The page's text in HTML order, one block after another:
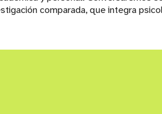
comparada, que integra